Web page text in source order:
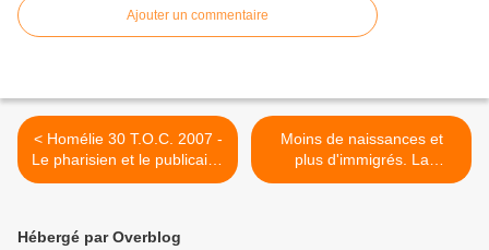
Ajouter un commentaire
< Homélie 30 T.O.C. 2007 -
Le pharisien et le publicain :
une parabole de la
Moins de naissances et
plus d'immigrés. La
"révolution démographique"
Hébergé par Overblog